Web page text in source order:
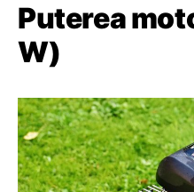
Puterea
W)